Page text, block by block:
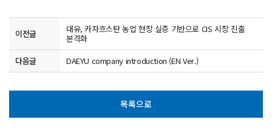
이전글
대유, 카자흐스탄 농업 현장 실증 기반으로 CIS 시장 진출
본격화
다음글
DAEYU company introduction (EN Ver.)
목록으로